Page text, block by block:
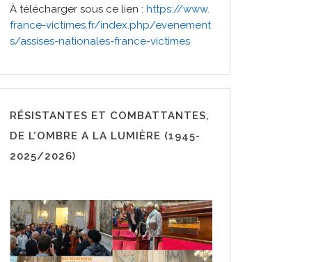
À télécharger sous ce lien : https://www.
france-victimes.fr/index.php/evenement
s/assises-nationales-france-victimes
RÉSISTANTES ET COMBATTANTES,
DE L’OMBRE A LA LUMIÈRE (1945-
2025/2026)